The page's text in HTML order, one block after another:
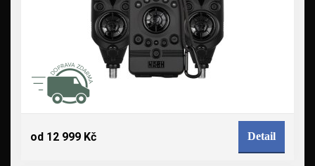
od 12 999 Kč Detail